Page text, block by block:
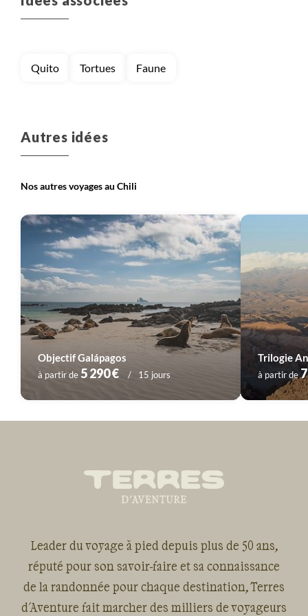
Quito Tortues Faune
Autres idées
Nos autres voyages au Chili
Objectif Galápagos
à partir de 5 290 € 15 jours à partir de
Leader du voyage à pied depuis plus de 50 ans,
réputé pour son savoir-faire et sa connaissance
de la randonnée pour chaque destination, Terres
d'Aventure fait marcher des milliers de voyageurs